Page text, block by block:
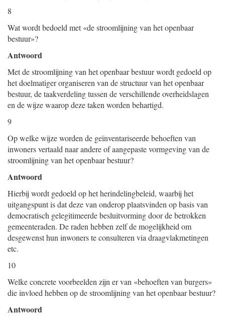
8
Wat wordt bedoeld met «de stroomlijning van het openbaar
bestuur»?
Antwoord
Met de stroomlijning van het openbaar bestuur wordt gedoeld op
het doelmatiger organiseren van de structuur van het openbaar
bestuur, de taakverdeling tussen de verschillende overheidslagen
en de wijze waarop deze taken worden behartigd.
9
Op welke wijze worden de geïnventariseerde behoeften van
inwoners vertaald naar andere of aangepaste vormgeving van de
stroomlijning van het openbaar bestuur?
Antwoord
Hierbij wordt gedoeld op het herindelingbeleid, waarbij het
uitgangspunt is dat deze van onderop plaatsvinden op basis van
democratisch gelegitimeerde besluitvorming door de betrokken
gemeenteraden. De raden hebben zelf de mogelijkheid om
desgewenst hun inwoners te consulteren via draagvlakmetingen
etc.
10
Welke concrete voorbeelden zijn er van «behoeften van burgers»
die invloed hebben op de stroomlijning van het openbaar bestuur?
Antwoord